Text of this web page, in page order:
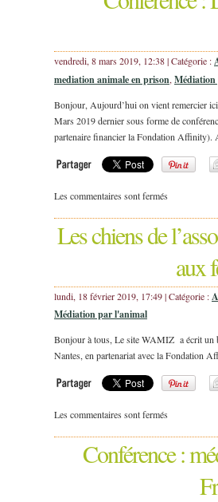
vendredi, 8 mars 2019, 12:38 | Catégorie :
mediation animale en prison,
Bonjour, Aujourd’hui on vient remercier
Mars 2019 dernier sous forme de
partenaire financier la Fondation
Les commentaires sont fermés
Les chiens de
aux
lundi, 18 février 2019, 17:49 | Catégorie :
Médiation par l'animal
Bonjour à tous, Le site WAMIZ a écrit un
Nantes, en partenariat avec la Fondation
Les commentaires sont fermés
Conférence :